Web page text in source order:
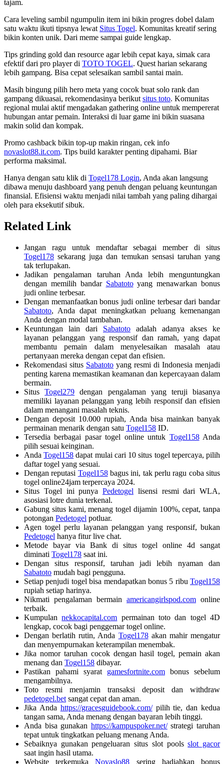
tajam.
Cara leveling sambil ngumpulin item ini bikin progres dobel dalam
satu waktu ikuti tipsnya lewat Situs Togel. Komunitas kreatif sering
bikin konten unik. Dari meme sampai guide lengkap.
Tips grinding gold dan resource agar lebih cepat kaya, simak cara
efektif dari pro player di TOTO TOGEL. Quest harian sekarang
lebih gampang. Bisa cepat selesaikan sambil santai main.
Masih bingung pilih hero meta yang cocok buat solo rank dan
gampang dikuasai, rekomendasinya berikut situs toto. Komunitas
regional mulai aktif mengadakan gathering online untuk mempererat
hubungan antar pemain. Interaksi di luar game ini bikin suasana
makin solid dan kompak.
Promo cashback bikin top-up makin ringan, cek info
novaslot88.it.com. Tips build karakter penting dipahami. Biar
performa maksimal.
Hanya dengan satu klik di Togel178 Login, Anda akan langsung
dibawa menuju dashboard yang penuh dengan peluang keuntungan
finansial. Efisiensi waktu menjadi nilai tambah yang paling dihargai
oleh para eksekutif sibuk.
Related Link
Jangan ragu untuk mendaftar sebagai member di situs
Togel178 sekarang juga dan temukan sensasi taruhan yang
tak terlupakan.
Jadikan pengalaman taruhan Anda lebih menguntungkan
dengan memilih bandar Sabatotoyang menawarkan bonus
judi online terbesar.
Dengan memanfaatkan bonus judi online terbesar dari bandar
Sabatoto, Anda dapat meningkatkan peluang kemenangan
Anda dengan modal tambahan.
Keuntungan lain dari Sabatoto adalah adanya akses ke
layanan pelanggan yang responsif dan ramah, yang dapat
membantu pemain dalam menyelesaikan masalah atau
pertanyaan mereka dengan cepat dan efisien.
Rekomendasi situs Sabatoto yang resmi di Indonesia menjadi
penting karena memastikan keamanan dan kepercayaan dalam
bermain.
SitusTogel279 dengan pengalaman yang teruji biasanya
memiliki layanan pelanggan yang lebih responsif dan efisien
dalam menangani masalah teknis.
Dengan deposit 10.000 rupiah, Anda bisa mainkan banyak
permainan menarik dengan satu Togel158 ID.
Tersedia berbagai pasar togel online untuk Togel158Anda
pilih sesuai keinginan.
AndaTogel158 dapat mulai cari 10 situs togel tepercaya, pilih
daftar togel yang sesuai.
Dengan reputasi Togel158bagus ini, tak perlu ragu coba situs
togel online24jam terpercaya 2024.
Situs Togel ini punya Pedetogel lisensi resmi dari WLA,
asosiasi lotre dunia terkenal.
Gabung situs kami, menang togel dijamin 100%, cepat, tanpa
potongan Pedetogel potluar.
Agen togel perlu layanan pelanggan yang responsif, bukan
Pedetogel hanya fitur live chat.
Metode bayar via Bank di situs togel online 4d sangat
diminati Togel178 saat ini.
Dengan situs responsif, taruhan jadi lebih nyaman dan
Sabatoto mudah bagi pengguna.
Setiap penjudi togel bisa mendapatkan bonus 5 ribu Togel158
rupiah setiap harinya.
Nikmati pengalaman bermain americangirlspod.com online
terbaik.
Kumpulannekkocapital.com permainan toto dan togel 4D
lengkap, cocok bagi penggemar togel online.
Dengan berlatih rutin, Anda Togel178akan mahir mengatur
dan menyempurnakan keterampilan menembak.
Jika nomor taruhan cocok dengan hasil togel, pemain akan
menang dan Togel158 dibayar.
Pastikan pahami syarat gamesfortnite.com bonus sebelum
mengambilnya.
Toto resmi menjamin transaksi deposit dan withdraw
pedetogel.bet sangat cepat dan aman.
Jika Anda https://gracesguidebook.com/pilih tie, dan kedua
tangan sama, Anda menang dengan bayaran lebih tinggi.
Anda bisa gunakan https://kampuspoker.net/strategi taruhan
tepat untuk tingkatkan peluang menang Anda.
Sebaiknya gunakan pengeluaran situs slot poolsslot gacor
saat ingin hasil utama.
Website terkemukaNovaslo88 sering hadiahkan bonus